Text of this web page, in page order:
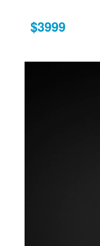
$3999